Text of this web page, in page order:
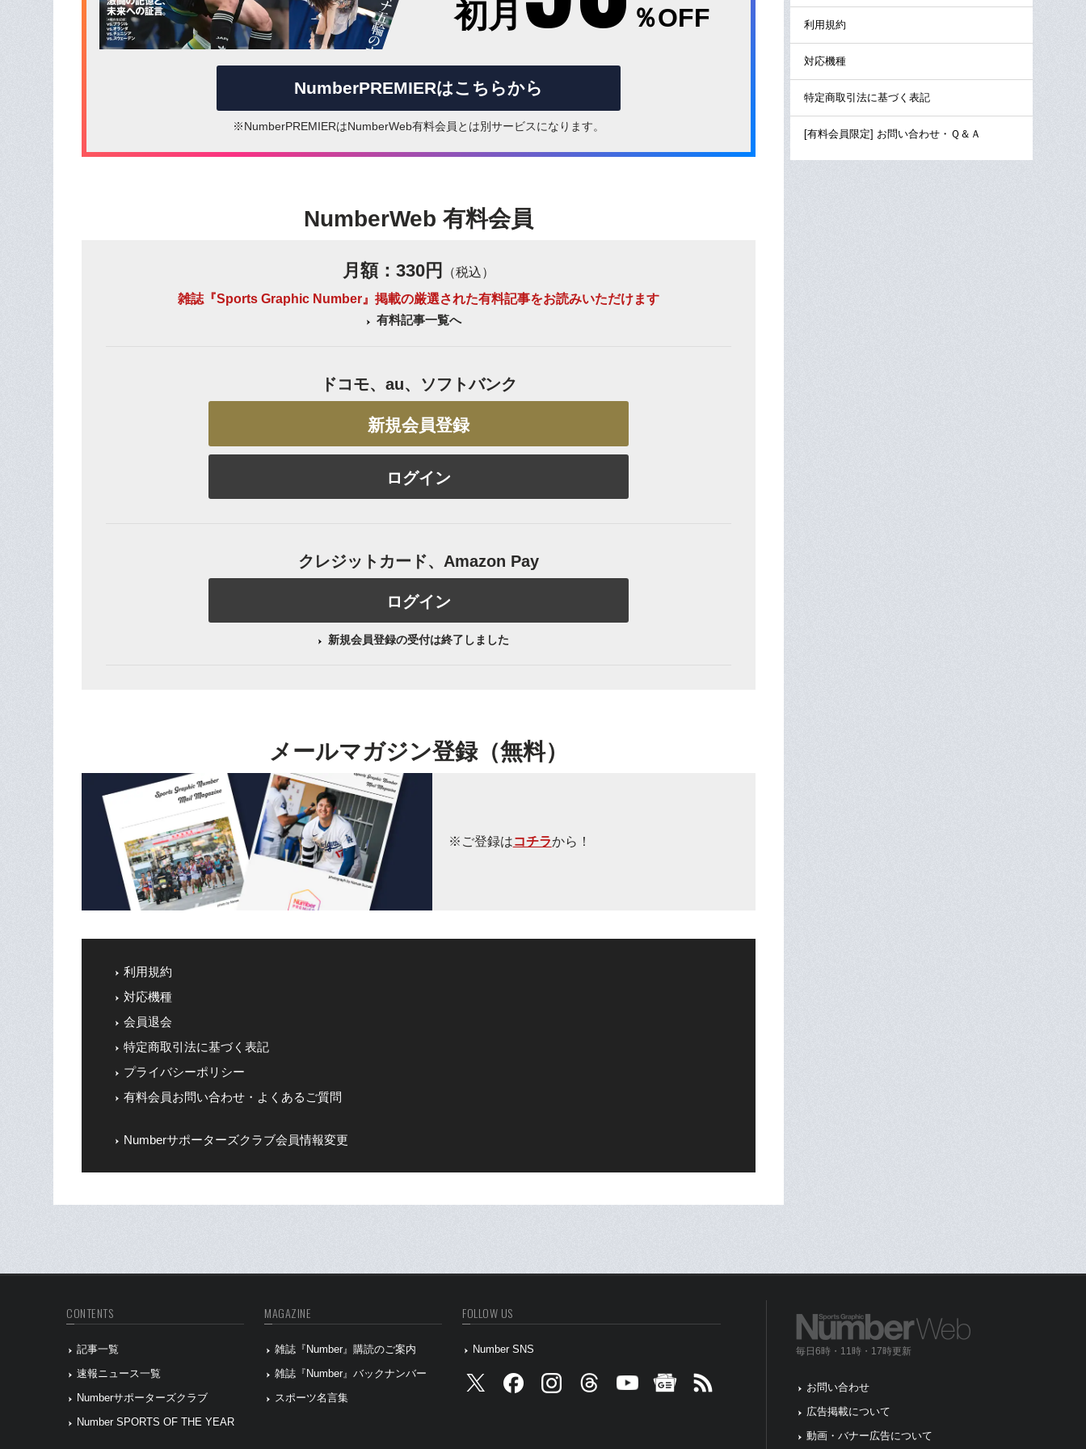
初月 ％OFF
NumberPREMIERはこちらから
※NumberPREMIERはNumberWeb有料会員とは別サービスになります。
NumberWeb 有料会員
月額：330円
（税込）
雑誌『Sports Graphic Number』掲載の厳選された有料記事をお読みいただけます
有料記事一覧へ
ドコモ、au、ソフトバンク
新規会員登録
ログイン
クレジットカード、Amazon Pay
ログイン
新規会員登録の受付は終了しました
メールマガジン登録（無料）
※ご登録はコチラから！
利用規約
対応機種
会員退会
特定商取引法に基づく表記
プライバシーポリシー
有料会員お問い合わせ・よくあるご質問
Numberサポーターズクラブ会員情報変更
利用規約
対応機種
特定商取引法に基づく表記
[有料会員限定] お問い合わせ・Ｑ＆Ａ
CONTENTS
記事一覧
速報ニュース一覧
Numberサポーターズクラブ
Number SPORTS OF THE YEAR
MAGAZINE
雑誌『Number』購読のご案内
雑誌『Number』バックナンバー
スポーツ名言集
FOLLOW US
Number SNS 毎日6時・11時・17時更新
お問い合わせ
広告掲載について
動画・バナー広告について